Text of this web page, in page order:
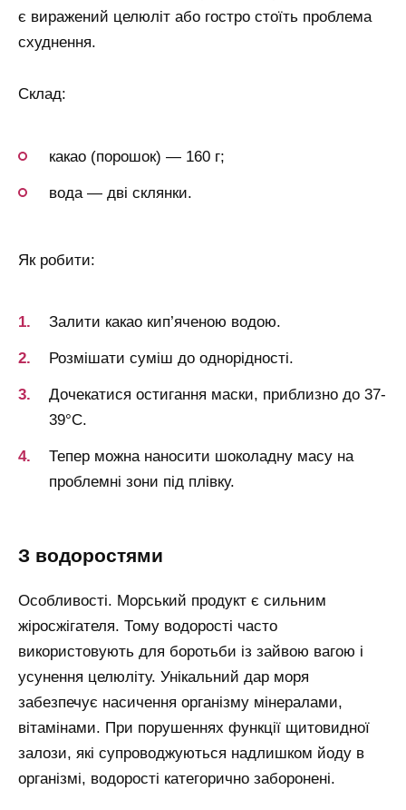
є виражений целюліт або гостро стоїть проблема
схуднення.
Склад:
какао (порошок) — 160 г;
вода — дві склянки.
Як робити:
Залити какао кип’яченою водою.
Розмішати суміш до однорідності.
Дочекатися остигання маски, приблизно до 37-
39°С.
Тепер можна наносити шоколадну масу на
проблемні зони під плівку.
з водоростями
Особливості. Морський продукт є сильним
жіросжігателя. Тому водорості часто
використовують для боротьби із зайвою вагою і
усунення целюліту. Унікальний дар моря
забезпечує насичення організму мінералами,
вітамінами. При порушеннях функції щитовидної
залози, які супроводжуються надлишком йоду в
організмі, водорості категорично заборонені.